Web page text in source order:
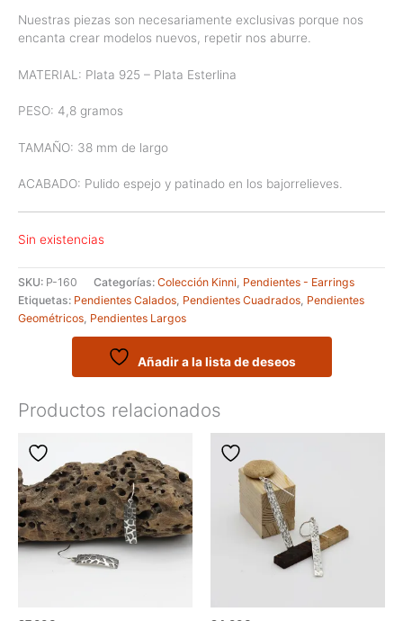
Nuestras piezas son necesariamente exclusivas porque nos
encanta crear modelos nuevos, repetir nos aburre.
MATERIAL: Plata 925 – Plata Esterlina
PESO: 4,8 gramos
TAMAÑO: 38 mm de largo
ACABADO: Pulido espejo y patinado en los bajorrelieves.
Sin existencias
SKU: P-160 Categorías: Colección Kinni Pendientes - Earrings
Etiquetas: Pendientes Calados Pendientes Cuadrados Pendientes
Geométricos Pendientes Largos
Añadir a la lista de deseos
Productos relacionados